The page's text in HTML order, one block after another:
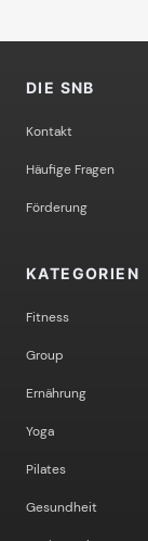
DIE SNB
Kontakt
Häufige Fragen
Förderung
KATEGORIEN
Fitness
Group
Ernährung
Yoga
Pilates
Gesundheit